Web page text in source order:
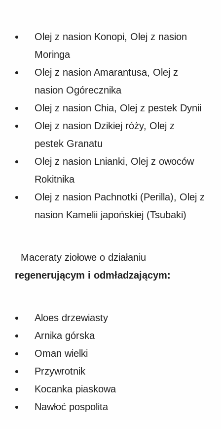
Olej z nasion Konopi, Olej z nasion
Moringa
Olej z nasion Amarantusa, Olej z
nasion Ogórecznika
Olej z nasion Chia, Olej z pestek Dynii
Olej z nasion Dzikiej róży, Olej z
pestek Granatu
Olej z nasion Lnianki, Olej z owoców
Rokitnika
Olej z nasion Pachnotki (Perilla), Olej z
nasion Kamelii japońskiej (Tsubaki)
Maceraty ziołowe o działaniu
regenerującym i odmładzającym:
Aloes drzewiasty
Arnika górska
Oman wielki
Przywrotnik
Kocanka piaskowa
Nawłoć pospolita